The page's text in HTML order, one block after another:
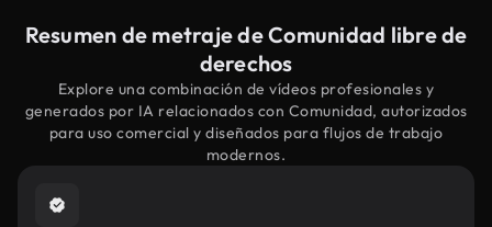
Resumen de metraje de Comunidad libre de
derechos
Explore una combinación de vídeos profesionales y
generados por IA relacionados con Comunidad, autorizados
para uso comercial y diseñados para flujos de trabajo
modernos.